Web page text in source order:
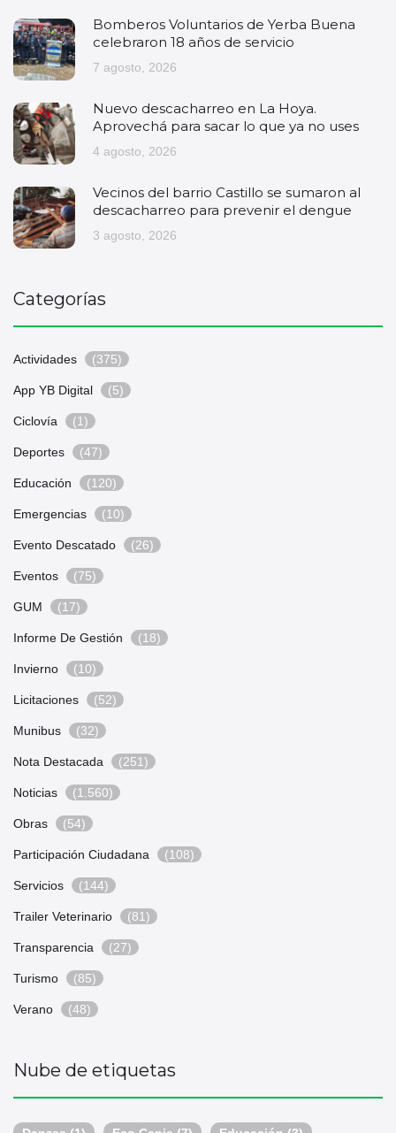
Bomberos Voluntarios de Yerba Buena
celebraron 18 años de servicio
7 agosto, 2026
Nuevo descacharreo en La Hoya.
Aprovechá para sacar lo que ya no uses
4 agosto, 2026
Vecinos del barrio Castillo se sumaron al
descacharreo para prevenir el dengue
3 agosto, 2026
Categorías
Actividades (375)
App YB Digital (5)
Ciclovía (1)
Deportes (47)
Educación (120)
Emergencias (10)
Evento Descatado (26)
Eventos (75)
GUM (17)
Informe De Gestión (18)
Invierno (10)
Licitaciones (52)
Munibus (32)
Nota Destacada (251)
Noticias (1.560)
Obras (54)
Participación Ciudadana (108)
Servicios (144)
Trailer Veterinario (81)
Transparencia (27)
Turismo (85)
Verano (48)
Nube de etiquetas